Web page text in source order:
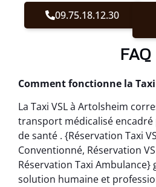
09.75.18.12.30
FAQ
Comment fonctionne la
La Taxi VSL à Artolsheim
transport médicalisé
de santé . {Réservation Taxi
Conventionné, Réservation
Réservation Taxi
solution humaine et